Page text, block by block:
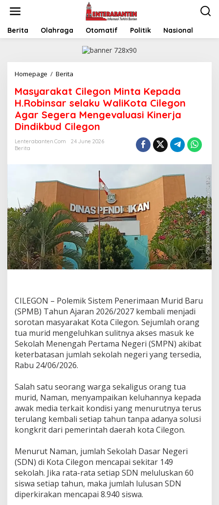
Berita Olahraga Otomatif Politik Nasional
Homepage / Berita
Minta
Kepada
H.Robinsar
selaku
WaliKota
Cilegon
Agar
Dindikbud
Cilegon
Masyarakat Cilegon Minta Kepada
H.Robinsar selaku WaliKota Cilegon
Agar Segera Mengevaluasi Kinerja
Dindikbud Cilegon
Lenterabanten.com
24 June 2026
Berita
‎CILEGON – Polemik Sistem Penerimaan Murid Baru
(SPMB) Tahun Ajaran 2026/2027 kembali menjadi
sorotan masyarakat Kota Cilegon. Sejumlah orang
tua murid mengeluhkan sulitnya akses masuk ke
Sekolah Menengah Pertama Negeri (SMPN) akibat
keterbatasan jumlah sekolah negeri yang tersedia,
Rabu 24/06/2026.
‎Salah satu seorang warga sekaligus orang tua
murid, Naman, menyampaikan keluhannya kepada
awak media terkait kondisi yang menurutnya terus
terulang kembali setiap tahun tanpa adanya solusi
kongkrit dari pemerintah daerah kota Cilegon.
‎Menurut Naman, jumlah Sekolah Dasar Negeri
(SDN) di Kota Cilegon mencapai sekitar 149
sekolah. Jika rata-rata setiap SDN meluluskan 60
siswa setiap tahun, maka jumlah lulusan SDN
diperkirakan mencapai 8.940 siswa.